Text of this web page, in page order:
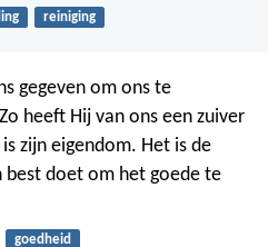
reiniging
gegeven om ons te
heeft Hij van ons een zuiver
zijn eigendom. Het is de
best doet om het goede te
goedheid